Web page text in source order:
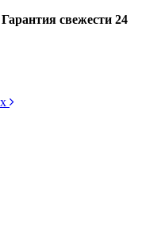
свежести 24